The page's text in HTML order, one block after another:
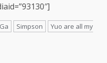
Simpson
Yuo are all my